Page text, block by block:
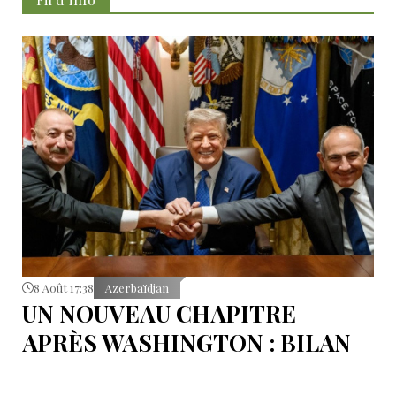
8 Août 17:38 Azerbaïdjan
UN NOUVEAU CHAPITRE
APRÈS WASHINGTON : BILAN